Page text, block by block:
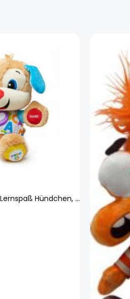
FISHER-PRICE FPM50 Lernspaß Hündchen, Baby-Spielzeug mit Musik, Kuscheltier, Lernspielzeug